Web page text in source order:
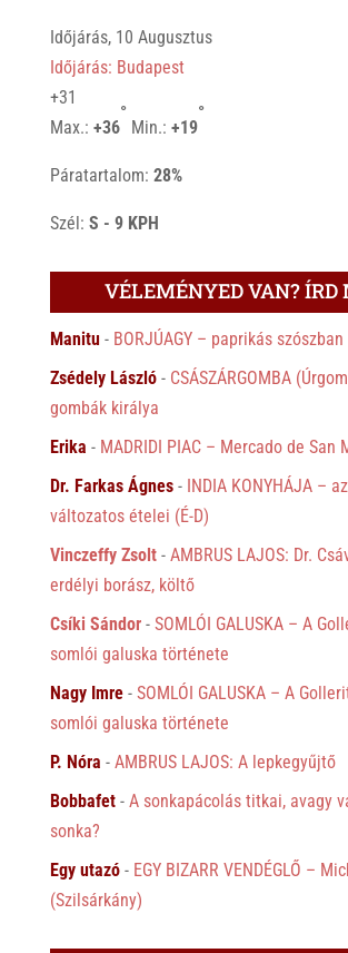
Időjárás, 10 Augusztus
Időjárás: Budapest
+31
Max.: +36
°
Min.: +19
°
Páratartalom: 28%
Szél: S - 9 KPH
VÉLEMÉNYED VAN? ÍRD
Manitu- BORJÚAGY – paprikás szószban
Zsédely László- CSÁSZÁRGOMBA
gombák királya
Erika - MADRIDI PIAC – Mercado de San
Dr. Farkas Ágnes- INDIA KONYHÁJA –
változatos ételei (É-D)
Vinczeffy Zsolt- AMBRUS LAJOS: Dr.
erdélyi borász, költő
Csíki Sándor- SOMLÓI GALUSKA – A
somlói galuska története
Nagy Imre- SOMLÓI GALUSKA – A
somlói galuska története
P. Nóra - AMBRUS LAJOS: A lepkegyűjtő
Bobbafet- A sonkapácolás titkai, avagy
sonka?
Egy utazó- EGY BIZARR VENDÉGLŐ –
(Szilsárkány)